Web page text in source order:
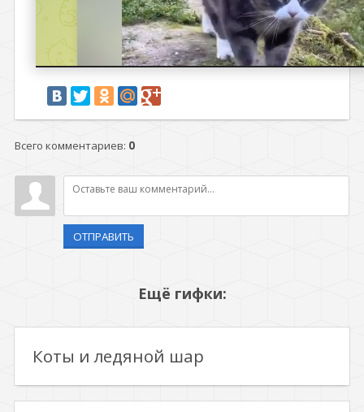
Всего комментариев: 0
ОТПРАВИТЬ
Ещё гифки:
Коты и ледяной шар